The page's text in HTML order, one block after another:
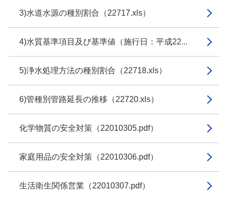
3)水道水源の種別割合（22717.xls）
4)水質基準項目及び基準値（施行日：平成22...
5)浄水処理方法の種別割合（22718.xls）
6)管種別管路延長の推移（22720.xls）
化学物質の安全対策（22010305.pdf）
家庭用品の安全対策（22010306.pdf）
生活衛生関係営業（22010307.pdf）